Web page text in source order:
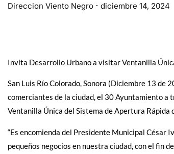
Direccion Viento Negro diciembre 14, 2024
Invita Desarrollo Urbano a visitar Ventanilla
San Luis Río Colorado, Sonora (Diciembre 13 de
comerciantes de la ciudad, el 30 Ayuntamiento a
Ventanilla Única del Sistema de Apertura Rápida
“Es encomienda del Presidente Municipal César
pequeños negocios en nuestra ciudad, con el fin